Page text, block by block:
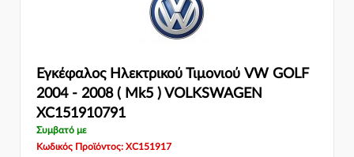
Εγκέφαλος Ηλεκτρικού Τιμονιού VW GOLF
2004 - 2008 ( Mk5 ) VOLKSWAGEN
XC151910791
Συμβατό με
Κωδικός Προϊόντος: XC151917